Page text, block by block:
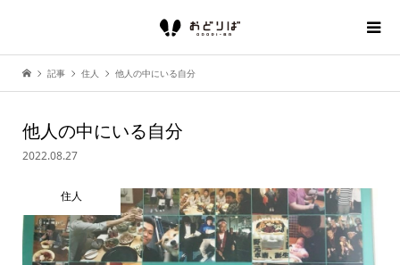
記事 住人 他人の中にいる自分
他人の中にいる自分
2022.08.27
住人